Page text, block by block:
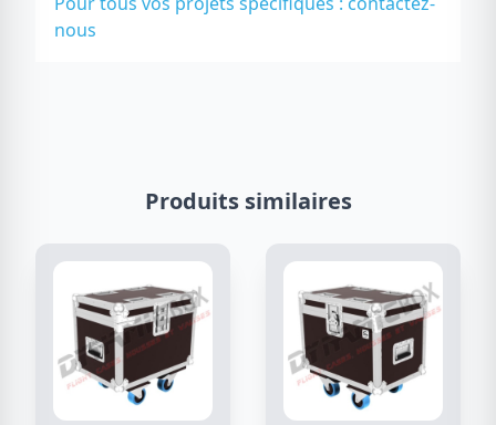
nous
Produits similaires